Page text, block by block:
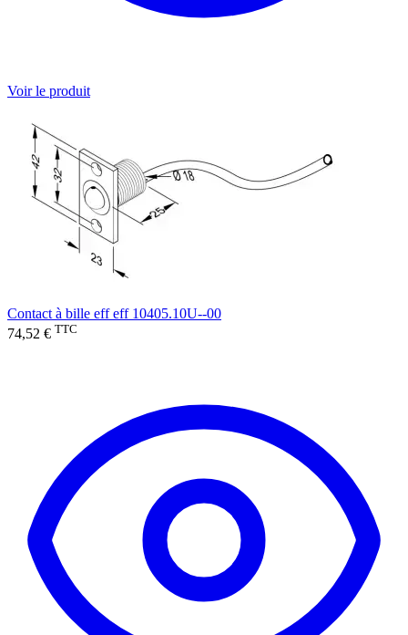
Voir le produit
Contact à bille eff eff 10405.10U--00
74,52 € TTC